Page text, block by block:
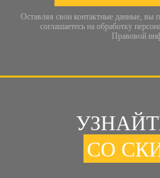
Оставляя свои контактные данные, вы
соглашаетесь на обработку
Правовой
СО